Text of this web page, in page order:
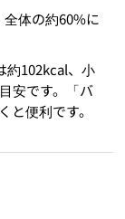
体の約60%に
約102kcal、小
安です。「バ
と便利です。